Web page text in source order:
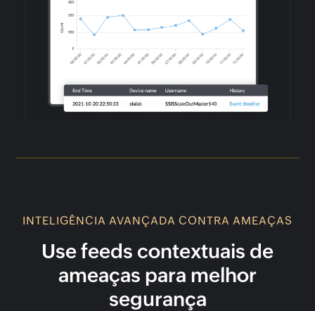
INTELIGÊNCIA AVANÇADA CONTRA AMEAÇAS
Use feeds contextuais de
ameaças para melhor
segurança